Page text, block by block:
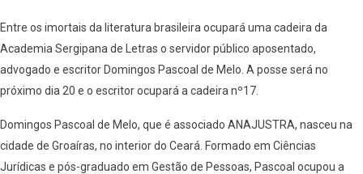
Entre os imortais da literatura brasileira ocupará uma cadeira da
Academia Sergipana de Letras o servidor público aposentado,
advogado e escritor Domingos Pascoal de Melo. A posse será no
próximo dia 20 e o escritor ocupará a cadeira nº17.
Domingos Pascoal de Melo, que é associado ANAJUSTRA, nasceu na
cidade de Groaíras, no interior do Ceará. Formado em Ciências
Jurídicas e pós-graduado em Gestão de Pessoas, Pascoal ocupou a